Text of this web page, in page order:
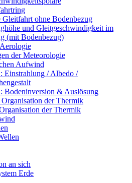
Gleitfahrt ohne Bodenbezug
und Gleitgeschwindigkeit im
(mit Bodenbezug)
der Meteorologie
Aufwind
Einstrahlung / Albedo /
Bodeninversion & Auslösung
der Thermik
der Thermik
an sich
Erde